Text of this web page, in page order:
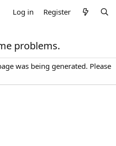
Log in Register
problems.
was being generated. Please